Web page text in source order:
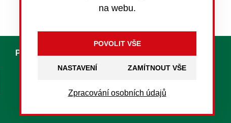
na webu.
NASTAVENÍ
Zpracování osobních údajů
Pro média